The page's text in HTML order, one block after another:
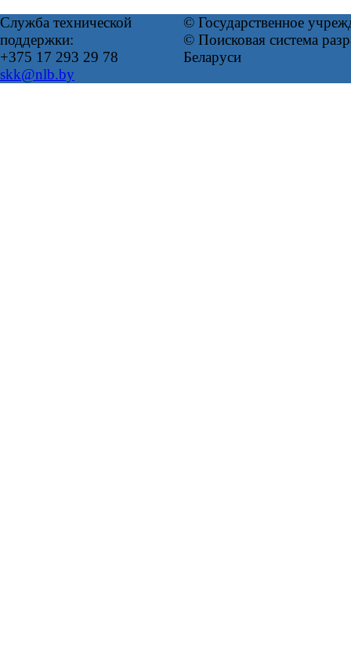
Служба технической
поддержки:
+375 17 293 29 78
skk@nlb.by
© Государственное
© Поисковая система
Беларуси